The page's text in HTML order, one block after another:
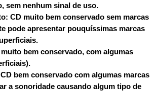
sem nenhum sinal de uso.
CD muito bem conservado sem marcas
pode apresentar pouquíssimas marcas
bem conservado, com algumas
bem conservado com algumas marcas
a sonoridade causando algum tipo de